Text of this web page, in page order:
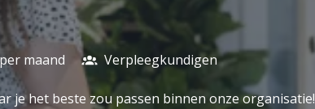
maand Verpleegkundigen
je het beste zou passen binnen onze organisatie!